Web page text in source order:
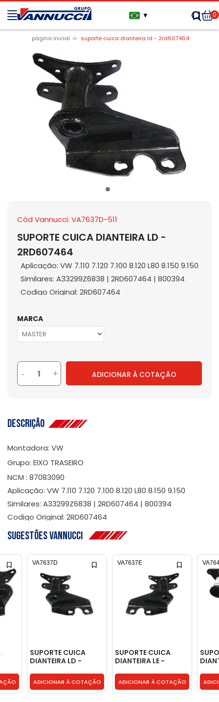
▼ 0
página inicial suporte cuica dianteira ld - 2rd607464
Cód Vannucci: VA7637D-511
SUPORTE CUICA DIANTEIRA LD -
2RD607464
Aplicação: VW 7.110 7.120 7.100 8.120 L80 8.150 9.150
Similares: A33299Z6838 | 2RD607464 | 800394
Codigo Original: 2RD607464
MARCA
- + ADICIONAR À COTAÇÃO
Descrição
Montadora: VW
Grupo: EIXO TRASEIRO
NCM : 87083090
Aplicação: VW 7.110 7.120 7.100 8.120 L80 8.150 9.150
Similares: A33299Z6838 | 2RD607464 | 800394
Codigo Original: 2RD607464
Sugestões Vannucci
SUPORTE CUICA
DIANTEIRA LD -
ADICIONAR À COTAÇÃO
VA7637D
SUPORTE CUICA
DIANTEIRA LE -
ADICIONAR À COTAÇÃO
VA7637E